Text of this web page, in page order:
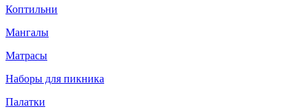
Коптильни
Мангалы
Матрасы
Наборы для пикника
Палатки